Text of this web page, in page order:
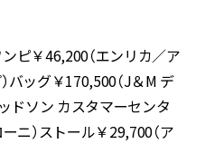
ピ￥46,200（エンリカ／ア
バッグ￥170,500（J＆M デ
ドソン カスタマーセンタ
ニ）ストール￥29,700（ア